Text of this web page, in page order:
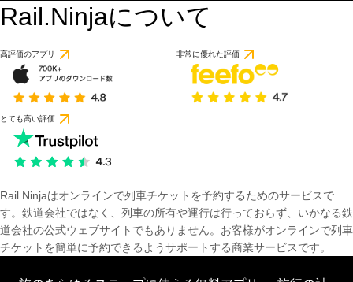
Rail.Ninjaについて
高評価のアプリ 非常に優れた評価
とても高い評価
Rail Ninjaはオンラインで列車チケットを予約するためのサービスで
す。鉄道会社ではなく、列車の所有や運行は行っておらず、いかなる鉄
道会社の公式ウェブサイトでもありません。お客様がオンラインで列車
チケットを簡単に予約できるようサポートする商業サービスです。